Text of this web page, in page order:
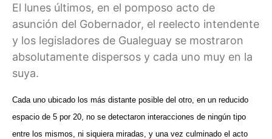
El lunes últimos, en el pomposo acto de
asunción del Gobernador, el reelecto intendente
y los legisladores de Gualeguay se mostraron
absolutamente dispersos y cada uno muy en la
suya.
Cada uno ubicado los más distante posible del otro, en un reducido
espacio de 5 por 20, no se detectaron interacciones de ningún tipo
entre los mismos, ni siquiera miradas, y una vez culminado el acto